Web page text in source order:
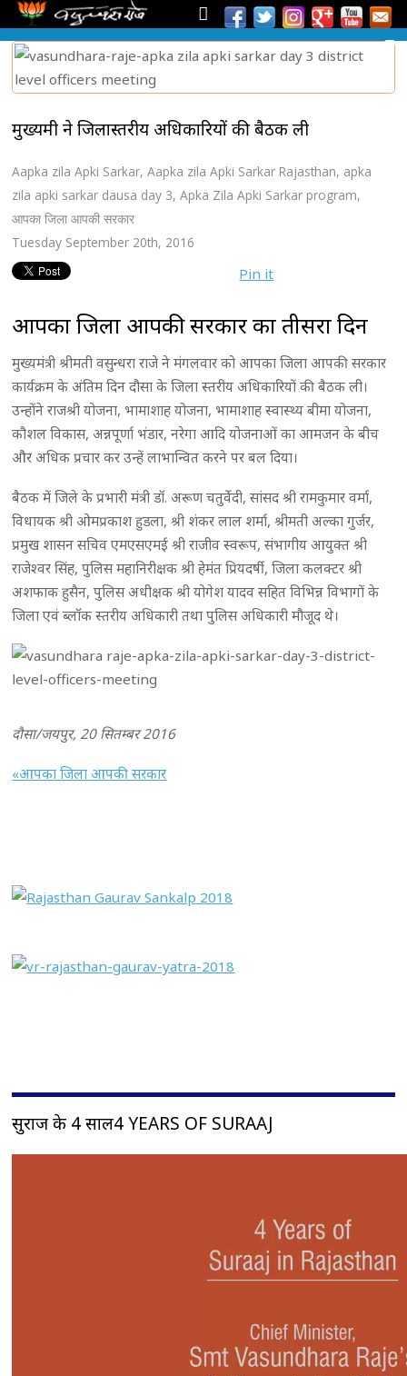
मुख्यमंत्री ने जिलास्तरीय अधिकारियों की बैठक ली
Aapka zila Apki Sarkar,Aapka zila Apki Sarkar Rajasthan, apka
zila apki sarkar dausa day 3,Apka Zila Apki Sarkar program,
आपका जिला आपकी सरकार
Tuesday September 20th, 2016
Pin it
आपका जिला आपकी सरकार का तीसरा दिन
मुख्यमंत्री श्रीमती वसुन्धरा राजे ने मंगलवार को आपका जिला आपकी सरकार
कार्यक्रम के अंतिम दिन दौसा के जिला स्तरीय अधिकारियों की बैठक ली।
उन्होंने राजश्री योजना, भामाशाह योजना, भामाशाह स्वास्थ्य बीमा योजना,
कौशल विकास, अन्नपूर्णा भंडार, नरेगा आदि योजनाओं का आमजन के बीच
और अधिक प्रचार कर उन्हें लाभान्वित करने पर बल दिया।
बैठक में जिले के प्रभारी मंत्री डॉ. अरूण चतुर्वेदी, सांसद श्री रामकुमार वर्मा,
विधायक श्री ओमप्रकाश हुडला, श्री शंकर लाल शर्मा, श्रीमती अल्का गुर्जर,
प्रमुख शासन सचिव एमएसएमई श्री राजीव स्वरूप, संभागीय आयुक्त श्री
राजेश्वर सिंह, पुलिस महानिरीक्षक श्री हेमंत प्रियदर्षी, जिला कलक्टर श्री
अशफाक हुसैन, पुलिस अधीक्षक श्री योगेश यादव सहित विभिन्न विभागों के
जिला एवं ब्लॉक स्तरीय अधिकारी तथा पुलिस अधिकारी मौजूद थे।
दौसा/जयपुर, 20 सितम्बर 2016
«आपका जिला आपकी सरकार
सुराज के 4 साल4 YEARS OF SURAAJ